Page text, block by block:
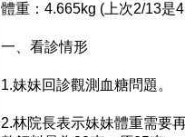
體重：4.665kg (上次2/13是
一、看診情形
1.妹妹回診觀測血糖問題。
2.林院長表示妹妹體重需要